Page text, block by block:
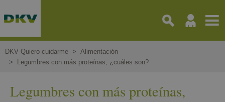
al
principal
DKV Quiero cuidarme
Alimentación
Legumbres con más proteínas, ¿cuáles son?
Legumbres con más proteínas,